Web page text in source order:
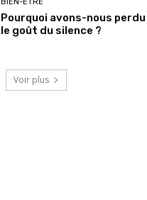
Pourquoi avons-nous perdu
le goût du silence ?
Voir plus